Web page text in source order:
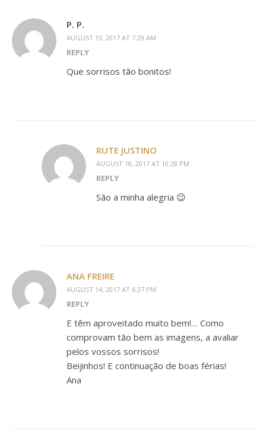
P. P.
AUGUST 13, 2017 AT 7:29 AM
REPLY
Que sorrisos tão bonitos!
RUTE JUSTINO
AUGUST 18, 2017 AT 10:28 PM
REPLY
São a minha alegria 😉
ANA FREIRE
AUGUST 14, 2017 AT 6:37 PM
REPLY
E têm aproveitado muito bem!… Como
comprovam tão bem as imagens, a avaliar
pelos vossos sorrisos!
Beijinhos! E continuação de boas férias!
Ana